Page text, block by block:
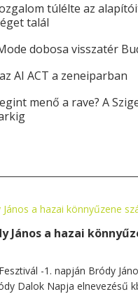
túlélte az
talál
dobosa visszatér
AI ACT a zeneiparban
menő a rave? A
János a hazai
-1. napján Bródy
Dalok Napja elnevezésű